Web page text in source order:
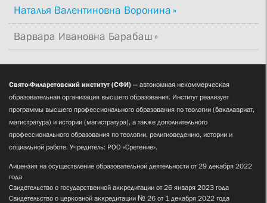
Наталья Валентиновна Воронина
Варвара Ивановна Барабаш
Свято-Филаретовский институт (СФИ) — автономная некоммерческая
образовательная организация высшего образования. Институт реализует
программы высшего профессионального образования по теологии (бакалавриат,
магистратура) и истории (магистратура), а также дополнительного
профессионального образования по теологии, религиоведению, истории и
социальной работе. Учредитель: РОО «Сретение».
Лицензия на осуществление образовательной деятельности от 29 декабря 2022
года
Свидетельство о государственной аккредитации от 26 января 2023 года
Свидетельство о церковной аккредитации № 26 от 1 декабря 2022 года